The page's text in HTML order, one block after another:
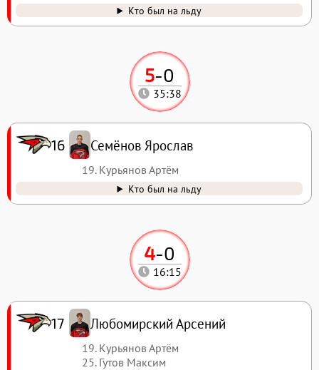
4-0
16:15
17 Любомирский Арсений
19. Курьянов Артём
25. Гутов Максим
5-0
35:38
16 Семёнов Ярослав
19. Курьянов Артём
Кто был на льду
Кто был на льду